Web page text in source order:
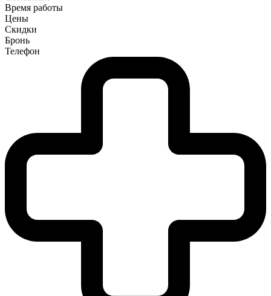
Время работы
Цены
Скидки
Бронь
Телефон